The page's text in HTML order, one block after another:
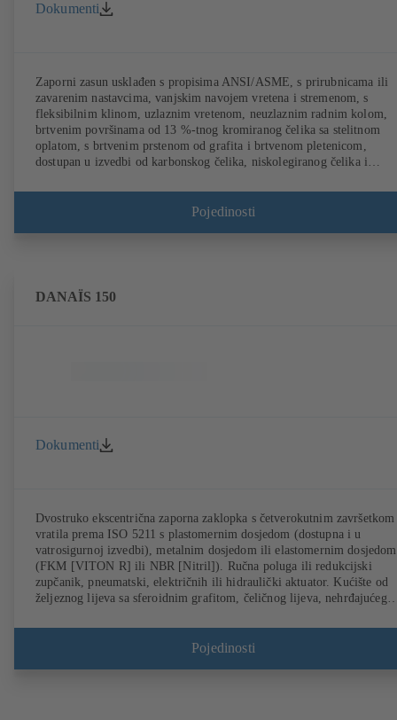
Dokumenti
Zaporni zasun usklađen s propisima ANSI/ASME, s prirubnicama ili
zavarenim nastavcima, vanjskim navojem vretena i stremenom, s
fleksibilnim klinom, uzlaznim vretenom, neuzlaznim radnim kolom,
brtvenim površinama od 13 %-tnog kromiranog čelika sa stelitnom
oplatom, s brtvenim prstenom od grafita i brtvenom pletenicom,
dostupan u izvedbi od karbonskog čelika, niskolegiranog čelika i
Pojedinosti
DANAÏS 150
Dokumenti
Dvostruko ekscentrična zaporna zaklopka s četverokutnim završetkom
vratila prema ISO 5211 s plastomernim dosjedom (dostupna i u
vatrosigurnoj izvedbi), metalnim dosjedom ili elastomernim dosjedom
(FKM [VITON R] ili NBR [Nitril]). Ručna poluga ili redukcijski
zupčanik, pneumatski, električnih ili hidraulički aktuator. Kućište od
željeznog lijeva sa sferoidnim grafitom, čeličnog lijeva, nehrđajućeg
(T1), kućište s otvorima za navojnu prirubnicu (T4), T4 za
skidanje prirubnice i postavljanje jedinice kao završne armature s
Pojedinosti